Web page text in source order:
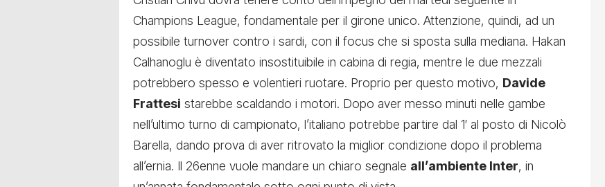
Champions League, fondamentale per il girone unico. Attenzione, quindi, ad un
possibile turnover contro i sardi, con il focus che si sposta sulla mediana. Hakan
Calhanoglu è diventato insostituibile in cabina di regia, mentre le due mezzali
potrebbero spesso e volentieri ruotare. Proprio per questo motivo, Davide
Frattesi starebbe scaldando i motori. Dopo aver messo minuti nelle gambe
nell’ultimo turno di campionato, l’italiano potrebbe partire dal 1′ al posto di Nicolò
Barella, dando prova di aver ritrovato la miglior condizione dopo il problema
all’ernia. Il 26enne vuole mandare un chiaro segnale all’ambiente Inter, in